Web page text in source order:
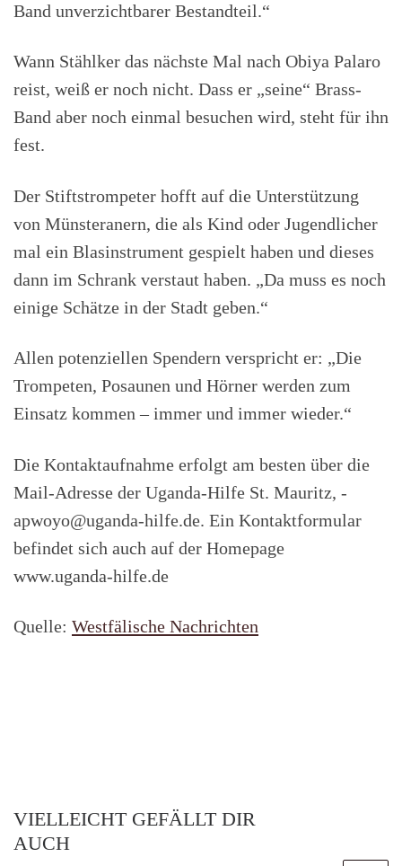
Band unverzichtbarer Bestandteil.“
Wann Stählker das nächste Mal nach Obiya Palaro
reist, weiß er noch nicht. Dass er „seine“ Brass-
Band aber noch einmal besuchen wird, steht für ihn
fest.
Der Stiftstrompeter hofft auf die Unterstützung
von Münsteranern, die als Kind oder Jugendlicher
mal ein Blasinstrument gespielt haben und dieses
dann im Schrank verstaut haben. „Da muss es noch
einige Schätze in der Stadt geben.“
Allen potenziellen Spendern verspricht er: „Die
Trompeten, Posaunen und Hörner werden zum
Einsatz kommen – immer und immer wieder.“
Die Kontaktaufnahme erfolgt am besten über die
Mail-Adresse der Uganda-Hilfe St. Mauritz, ­
apwoyo@uganda-hilfe.de. Ein Kontaktformular
befindet sich auch auf der Homepage
www.uganda-­hilfe.de
Quelle: Westfälische Nachrichten
VIELLEICHT GEFÄLLT DIR
AUCH